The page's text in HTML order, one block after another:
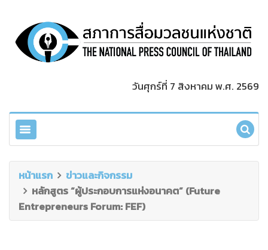
วันศุกร์ที่ 7 สิงหาคม พ.ศ. 2569
หน้าแรก
ข่าวและกิจกรรม
หลักสูตร “ผู้ประกอบการแห่งอนาคต” (Future
Entrepreneurs Forum: FEF)